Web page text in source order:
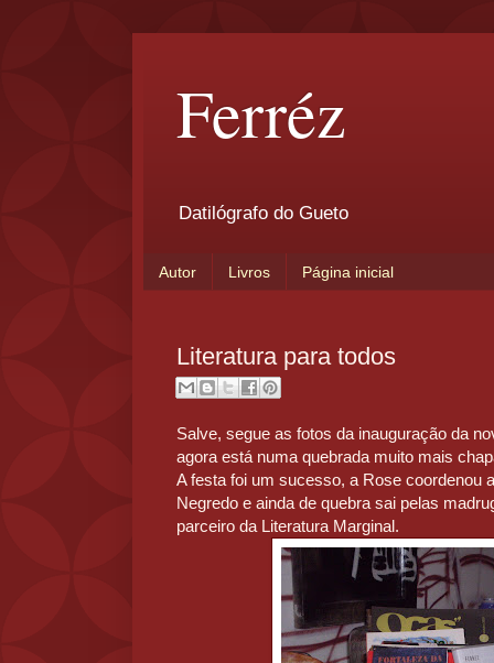
Ferréz
Datilógrafo do Gueto
Autor Livros Página inicial
Literatura para todos
Salve, segue as fotos da inauguração da
agora está numa quebrada muito mais
A festa foi um sucesso, a Rose coordenou
Negredo e ainda de quebra sai pelas
parceiro da Literatura Marginal.